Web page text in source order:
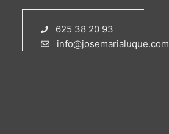
625 38 20 93
info@josemarialuque.com